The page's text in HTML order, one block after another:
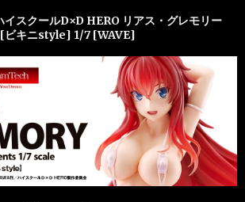
イスクールD×D HERO リアス・グレモリー
[ビキニstyle] 1/7 [WAVE]